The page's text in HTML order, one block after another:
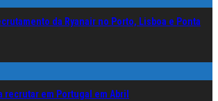
da Ryanair no Porto, Lisboa e Ponta
recrutar em Portugal em Abril